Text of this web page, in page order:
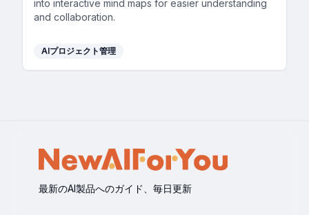
into interactive mind maps for easier understanding
and collaboration.
AIプロジェクト管理
最新のAI製品へのガイド、毎日更新